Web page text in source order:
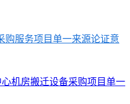
购服务项目单一来源论证意
机房搬迁设备采购项目单一